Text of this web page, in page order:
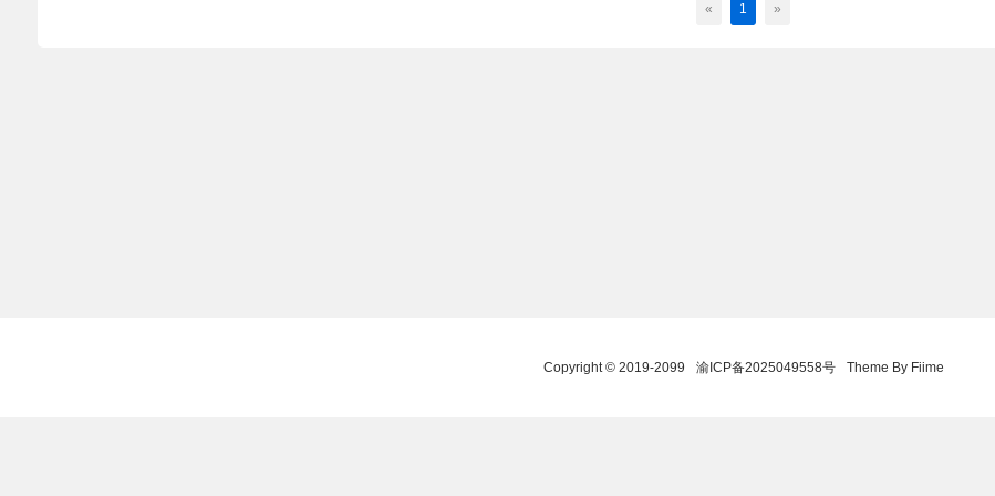
« 1 »
Copyright © 2019-2099 渝ICP备2025049558号 Theme By Fiime